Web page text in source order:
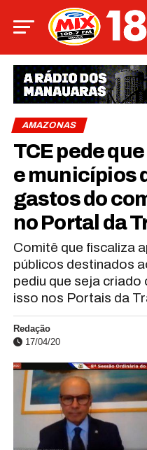
AMAZONAS
TCE pede
e municípios
gastos do
no Portal da
Comitê que fiscaliza
públicos destinados
pediu que seja
isso nos Portais da
Redação
17/04/20